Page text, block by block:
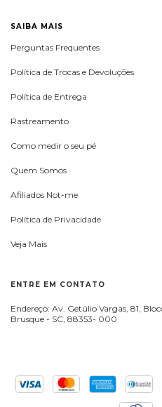
SAIBA MAIS
Perguntas Frequentes
Política de Trocas e Devoluções
Política de Entrega
Rastreamento
Como medir o seu pé
Quem Somos
Afiliados Not-me
Política de Privacidade
Veja Mais
ENTRE EM CONTATO
Endereço: Av. Getúlio Vargas, 81,
Brusque - SC, 88353- 000